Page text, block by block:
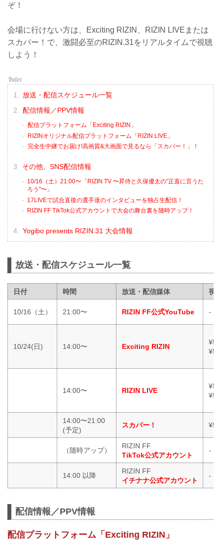
ぞ！
会場に行けない方は、Exciting RIZIN、RIZIN LIVEまたは
スカパー！で、激闘必至のRIZIN.31をリアルタイムで視聴
しよう！
放送・配信スケジュール一覧
配信情報／PPV情報
配信プラットフォーム「Exciting RIZIN」
RIZINオリジナル配信プラットフォーム「RIZIN LIVE」
完全生中継でお届け!高画質&大画面で見るなら「スカパー！」！
その他、SNS配信情報
10/16（土）21:00〜「RIZIN TV 〜昇侍と久保優太の"正直に言うた
ろう"〜」
17LIVEで試合直後の選手達のインタビューを独占生配信！
RIZIN FF TikTok公式アカウントで大会の舞台裏を随時アップ！
Yogibo presents RIZIN.31 大会情報
放送・配信スケジュール一覧
日付 時間 放送・配信媒体 視
10/16（土） 21:00〜 RIZIN FF公式YouTube -
10/24(日) 14:00〜 Exciting RIZIN
14:00〜 RIZIN LIVE
14:00〜21:00
(予定)
スカパー！
（随時アップ）
RIZIN FF
TikTok公式アカウント
-
14:00 以降
RIZIN FF
イチナナ公式アカウント
-
配信情報／PPV情報
配信プラットフォーム「Exciting RIZIN」